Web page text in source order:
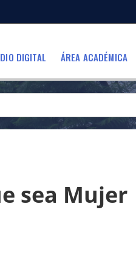
DIGITAL ÁREA ACADÉMICA
sea Mujer